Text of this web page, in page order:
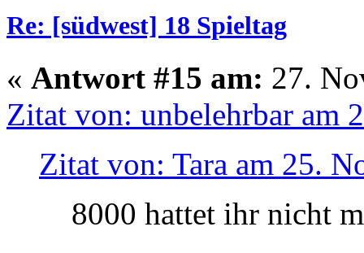
Re: [südwest] 18 Spieltag
« Antwort #15 am: 27.
Zitat von: unbelehrbar am
Zitat von: Tara am 25.
8000 hattet ihr nicht